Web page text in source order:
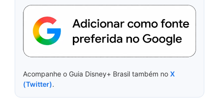
Acompanhe o Guia Disney+ Brasil também no X
(Twitter).